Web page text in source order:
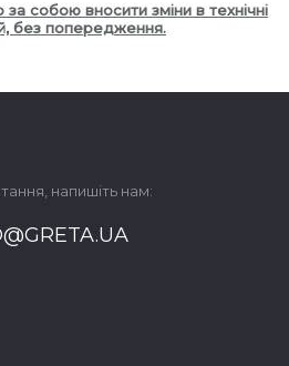
собою вносити зміни в технічні
без попередження.
напишіть нам: